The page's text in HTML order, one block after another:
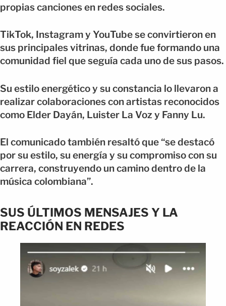
propias canciones en redes sociales.
TikTok, Instagram y YouTube se convirtieron en
sus principales vitrinas, donde fue formando una
comunidad fiel que seguía cada uno de sus pasos.
Su estilo energético y su constancia lo llevaron a
realizar colaboraciones con artistas reconocidos
como Elder Dayán, Luister La Voz y Fanny Lu.
El comunicado también resaltó que “se destacó
por su estilo, su energía y su compromiso con su
carrera, construyendo un camino dentro de la
música colombiana”.
SUS ÚLTIMOS MENSAJES Y LA
REACCIÓN EN REDES